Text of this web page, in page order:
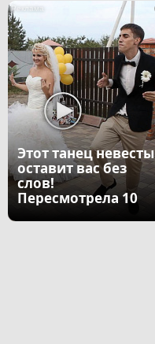
Этот танец невесты
оставит вас без
слов!
Пересмотрела 10